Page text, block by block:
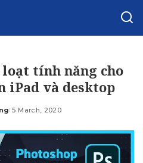
tính năng cho
iPad và desktop
5 March, 2020